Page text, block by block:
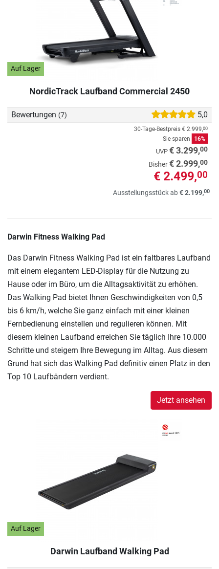
Auf Lager
NordicTrack Laufband Commercial 2450
Bewertungen (7) 5,0
30-Tage-Bestpreis € 2.999,00
Sie sparen 16%
UVP € 3.299,00
Bisher€ 2.999,00
€ 2.499,00
Ausstellungsstück ab€ 2.199,00
Auf Lager
Darwin Laufband Walking Pad
Darwin Fitness Walking Pad
Das Darwin Fitness Walking Pad ist ein faltbares Laufband
mit einem elegantem LED-Display für die Nutzung zu
Hause oder im Büro, um die Alltagsaktivität zu erhöhen.
Das Walking Pad bietet Ihnen Geschwindigkeiten von 0,5
bis 6 km/h, welche Sie ganz einfach mit einer kleinen
Fernbedienung einstellen und regulieren können. Mit
diesem kleinen Laufband erreichen Sie täglich Ihre 10.000
Schritte und steigern Ihre Bewegung im Alltag. Aus diesem
Grund hat sich das Walking Pad definitiv einen Platz in den
Top 10 Laufbändern verdient.
Jetzt ansehen